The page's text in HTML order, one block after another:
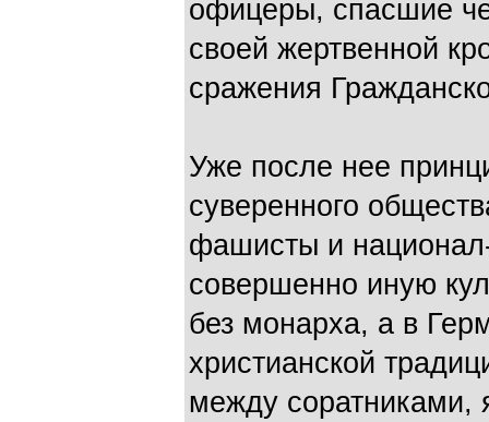
офицеры, спасшие
своей жертвенной
сражения
Уже после нее
суверенного
фашисты и
совершенно иную
без монарха, а в
христианской
между соратниками,